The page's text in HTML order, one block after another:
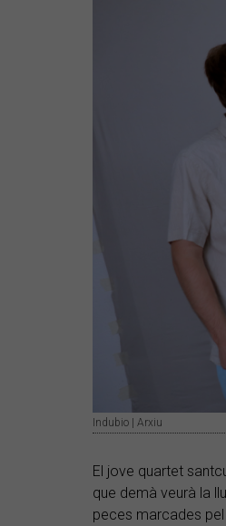
Indubio | Arxiu
El jove quartet
que demà veurà la
peces marcades